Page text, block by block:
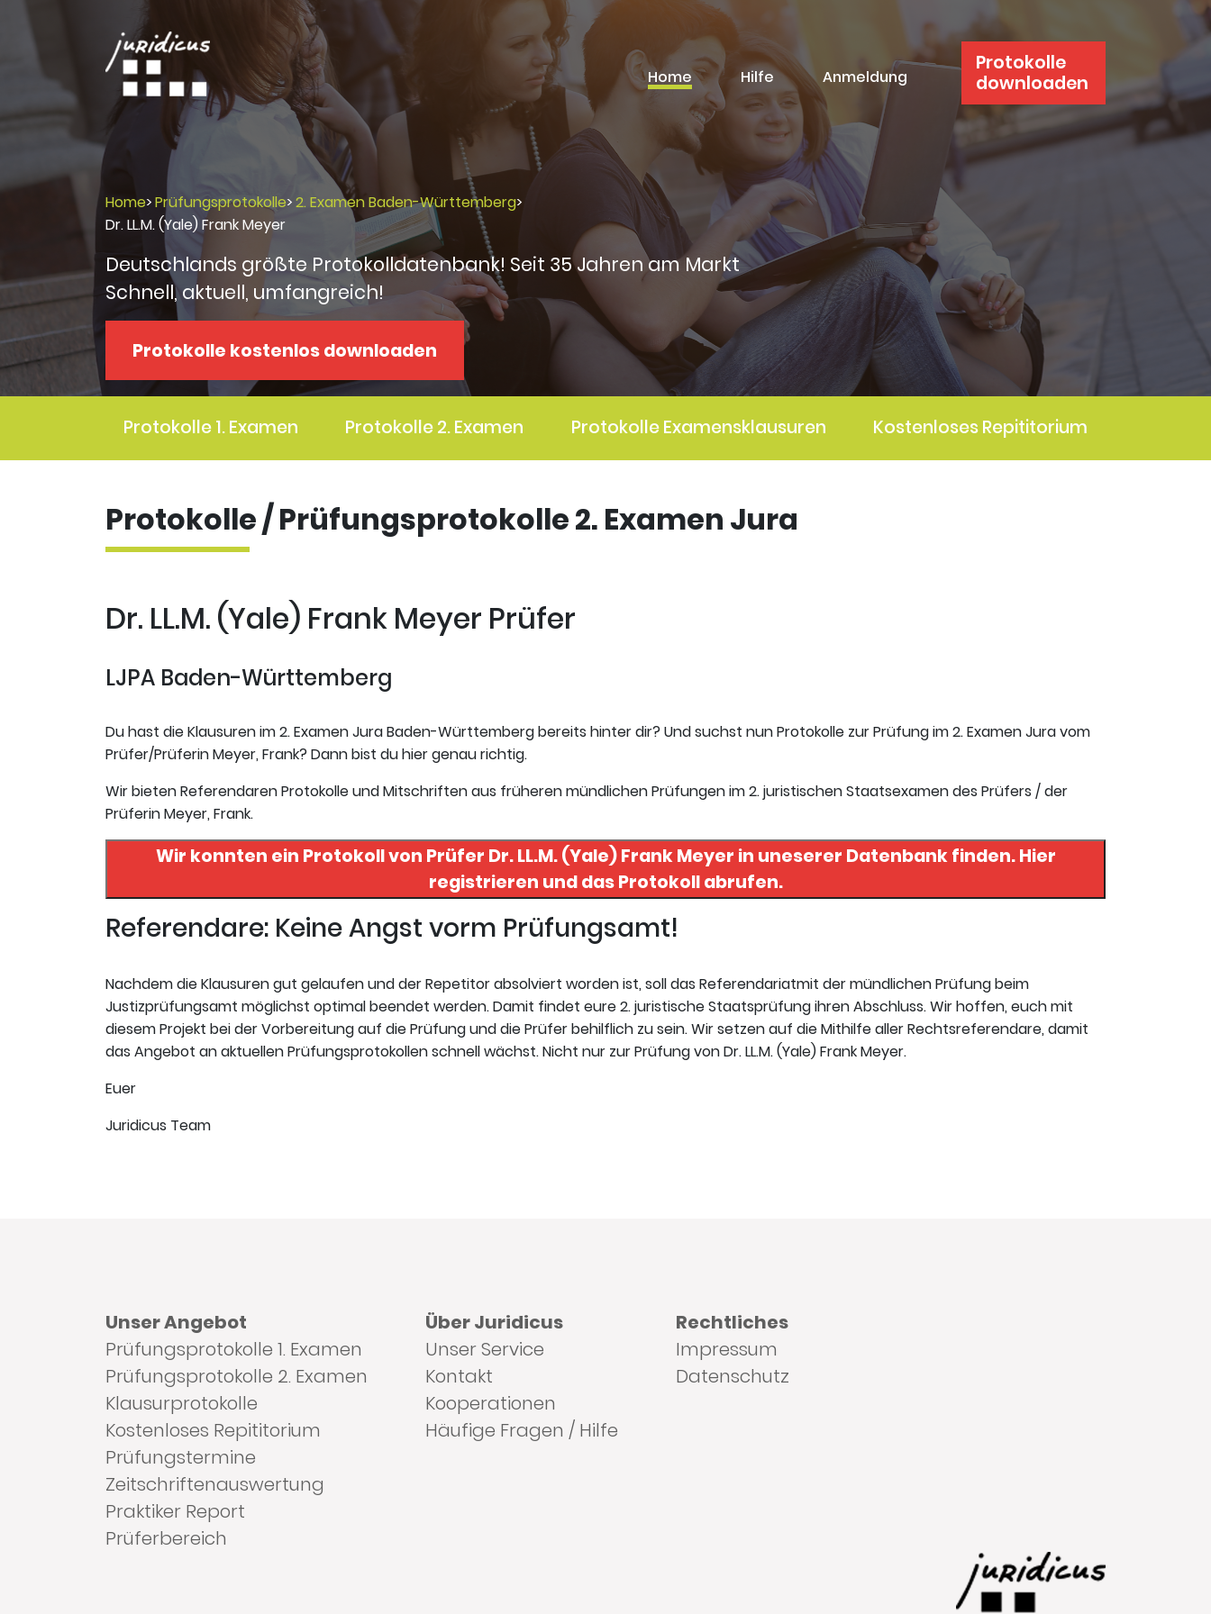
Home Hilfe Anmeldung
Protokolle
downloaden
Home>Prüfungsprotokolle>2. Examen Baden-Württemberg>
Dr. LL.M. (Yale) Frank Meyer
Deutschlands größte Protokolldatenbank! Seit 35 Jahren am Markt
Schnell, aktuell, umfangreich!
Protokolle kostenlos downloaden
Protokolle 1. Examen Protokolle 2. Examen Protokolle Examensklausuren Kostenloses Repititorium
Protokolle / Prüfungsprotokolle 2. Examen Jura
Dr. LL.M. (Yale) Frank Meyer Prüfer
LJPA Baden-Württemberg
Du hast die Klausuren im 2. Examen Jura Baden-Württemberg bereits hinter dir? Und suchst nun Protokolle zur Prüfung im 2. Examen Jura vom
Prüfer/Prüferin Meyer, Frank? Dann bist du hier genau richtig.
Wir bieten Referendaren Protokolle und Mitschriften aus früheren mündlichen Prüfungen im 2. juristischen Staatsexamen des Prüfers / der
Prüferin Meyer, Frank.
Wir konnten ein Protokoll von Prüfer Dr. LL.M. (Yale) Frank Meyer in uneserer Datenbank finden. Hier
registrieren und das Protokoll abrufen.
Referendare: Keine Angst vorm Prüfungsamt!
Nachdem die Klausuren gut gelaufen und der Repetitor absolviert worden ist, soll das Referendariatmit der mündlichen Prüfung beim
Justizprüfungsamt möglichst optimal beendet werden. Damit findet eure 2. juristische Staatsprüfung ihren Abschluss. Wir hoffen, euch mit
diesem Projekt bei der Vorbereitung auf die Prüfung und die Prüfer behilflich zu sein. Wir setzen auf die Mithilfe aller Rechtsreferendare, damit
das Angebot an aktuellen Prüfungsprotokollen schnell wächst. Nicht nur zur Prüfung von Dr. LL.M. (Yale) Frank Meyer.
Euer
Juridicus Team
Unser Angebot
Prüfungsprotokolle 1. Examen
Prüfungsprotokolle 2. Examen
Klausurprotokolle
Kostenloses Repititorium
Prüfungstermine
Zeitschriftenauswertung
Praktiker Report
Prüferbereich
Über Juridicus
Unser Service
Kontakt
Kooperationen
Häufige Fragen / Hilfe
Rechtliches
Impressum
Datenschutz